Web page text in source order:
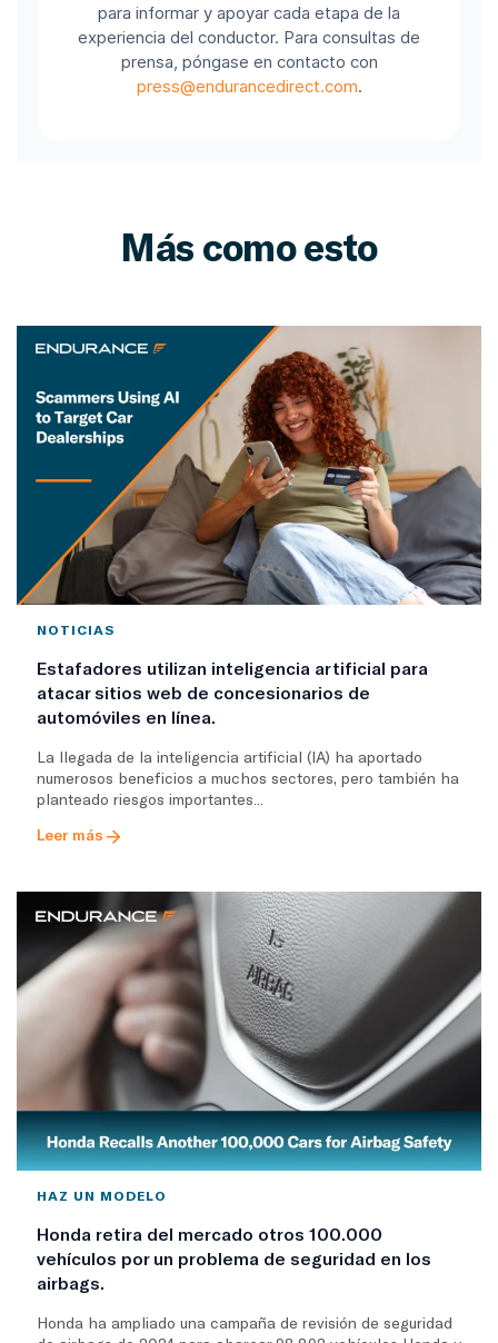
para informar y apoyar cada etapa de la
experiencia del conductor. Para consultas de
prensa, póngase en contacto con
press@endurancedirect.com.
Más como esto
NOTICIAS
Estafadores utilizan inteligencia artificial para
atacar sitios web de concesionarios de
automóviles en línea.
La llegada de la inteligencia artificial (IA) ha aportado
numerosos beneficios a muchos sectores, pero también ha
planteado riesgos importantes...
Leer más
HAZ UN MODELO
Honda retira del mercado otros 100.000
vehículos por un problema de seguridad en los
airbags.
Honda ha ampliado una campaña de revisión de seguridad